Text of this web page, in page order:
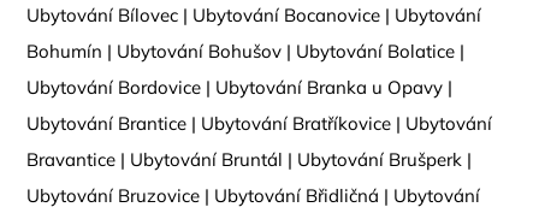
Ubytování Bílovec | Ubytování Bocanovice | Ubytování
Bohumín | Ubytování Bohušov | Ubytování Bolatice |
Ubytování Bordovice | Ubytování Branka u Opavy |
Ubytování Brantice | Ubytování Bratříkovice | Ubytování
Bravantice | Ubytování Bruntál | Ubytování Brušperk |
Ubytování Bruzovice | Ubytování Břidličná | Ubytování